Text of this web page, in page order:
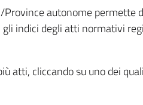
autonome
indici degli atti normativi
atti, cliccando su uno dei